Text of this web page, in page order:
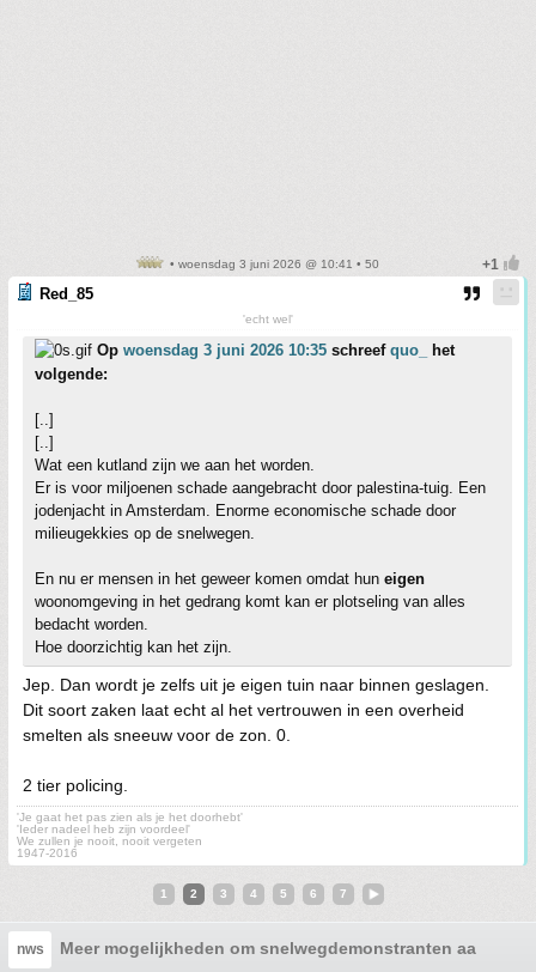
• woensdag 3 juni 2026 @ 10:41 • 50
Red_85
'echt wel'
Op woensdag 3 juni 2026 10:35 schreef quo_
het
volgende:
[..]
[..]
Wat een kutland zijn we aan het worden.
Er is voor miljoenen schade aangebracht door palestina-tuig. Een
jodenjacht in Amsterdam. Enorme economische schade door
milieugekkies op de snelwegen.
En nu er mensen in het geweer komen omdat hun eigen
woonomgeving in het gedrang komt kan er plotseling van alles
bedacht worden.
Hoe doorzichtig kan het zijn.
Jep. Dan wordt je zelfs uit je eigen tuin naar binnen geslagen.
Dit soort zaken laat echt al het vertrouwen in een overheid
smelten als sneeuw voor de zon. 0.
2 tier policing.
'Je gaat het pas zien als je het doorhebt'
'Ieder nadeel heb zijn voordeel'
We zullen je nooit, nooit vergeten
1947-2016
1 2 3 4 5 6 7
nws Meer mogelijkheden om snelwegdemonstranten aan te